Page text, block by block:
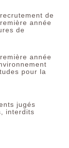
de
année
de
année
pour la
jugés
interdits